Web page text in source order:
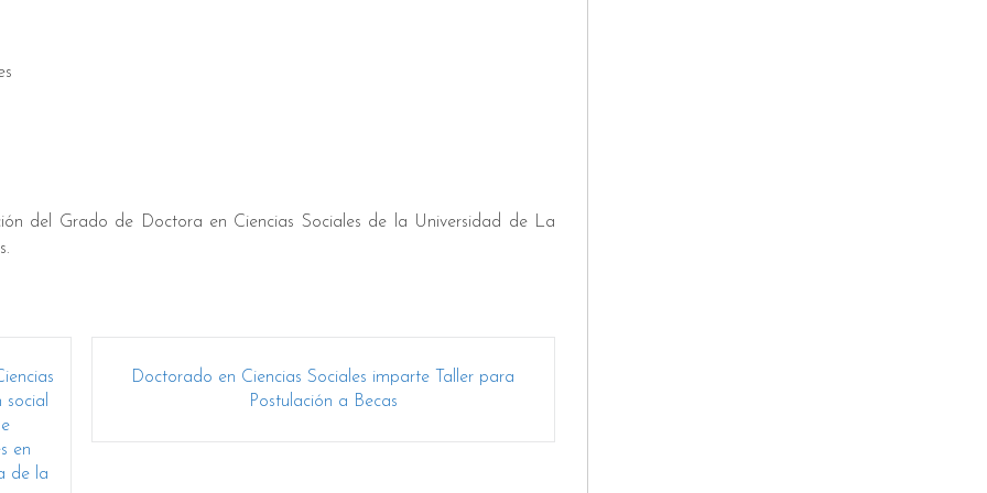
del Grado de Doctora en Ciencias Sociales de la Universidad de La
en
de la
Doctorado en Ciencias Sociales imparte Taller para
Postulación a Becas